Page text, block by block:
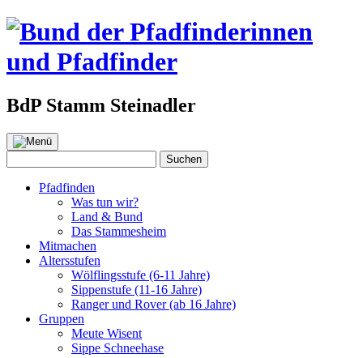
BdP Stamm Steinadler
Zum
Inhalt
springen
nach:
Suchen
Pfadfinden
Was tun wir?
Land & Bund
Das Stammesheim
Mitmachen
Altersstufen
Wölflingsstufe (6-11 Jahre)
Sippenstufe (11-16 Jahre)
Ranger und Rover (ab 16 Jahre)
Gruppen
Meute Wisent
Sippe Schneehase